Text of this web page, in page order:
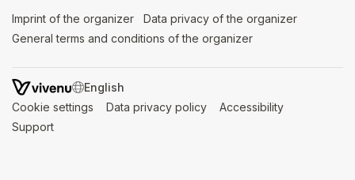
Imprint of the organizer (opens in a new tab)
Data privacy of the organizer
General terms and conditions of the organizer
SWITCH LANGUAGE
Cookie settings (opens in a new tab)
Data privacy policy (opens in a new tab)
Accessibility
Support